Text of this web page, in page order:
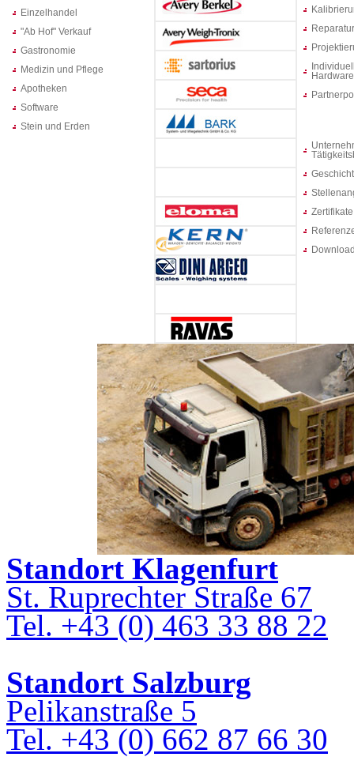
Einzelhandel
"Ab Hof" Verkauf
Gastronomie
Medizin und Pflege
Apotheken
Software
Stein und Erden
Zertifikate
Radlagerwaagen, Brückenwaagen,
Alles ohne Umwege direkt im Radlader
Ihr Labor
Wir zeigen Ihnen, wie Sie
wie Sie Arbeitsprozesse sinnvoll optimieren
Standort Klagenfurt
St. Ruprechter Straße 67
Tel. +43 (0) 463 33 88 22
Standort Salzburg
Pelikanstraße 5
Tel. +43 (0) 662 87 66 30